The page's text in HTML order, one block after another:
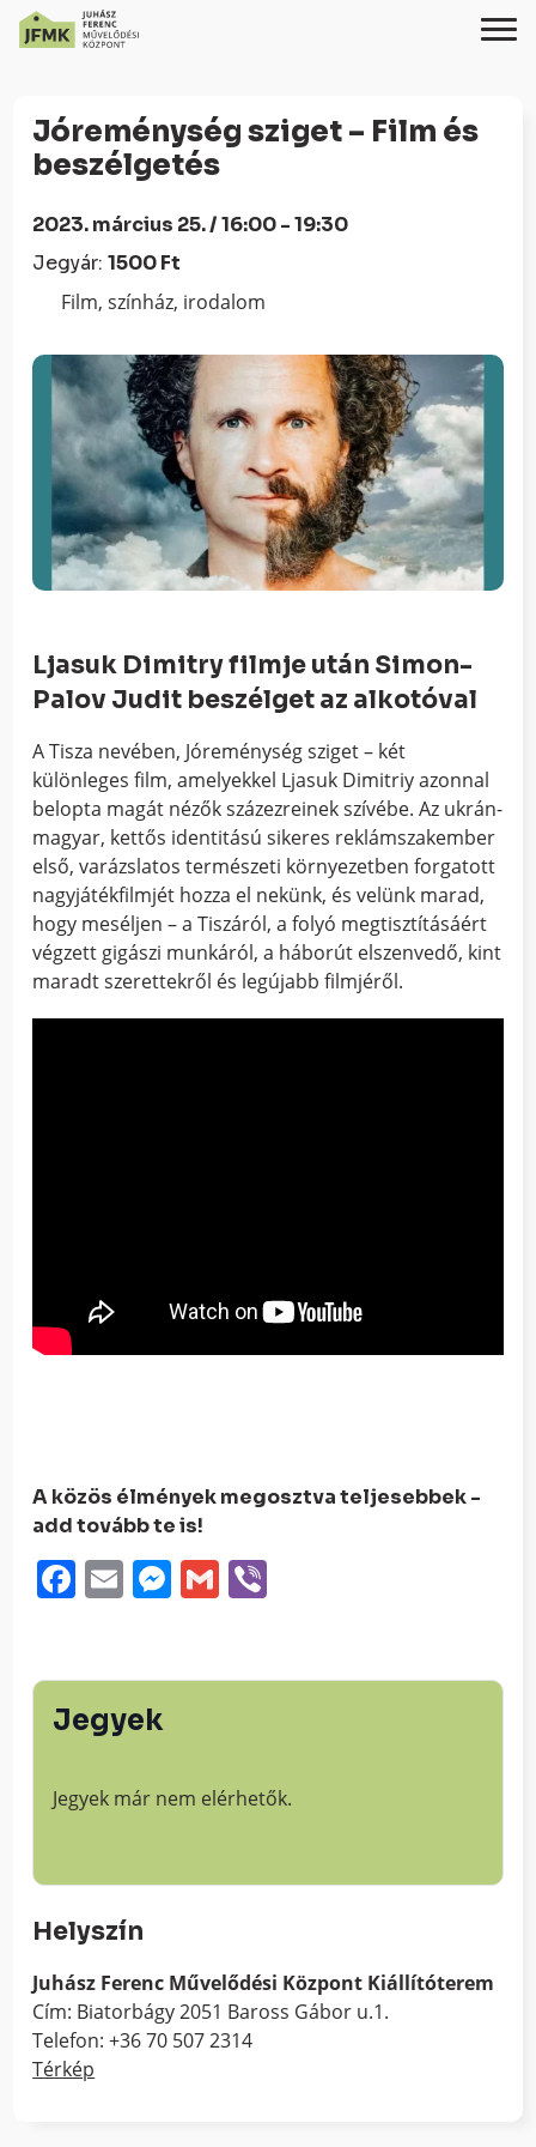
Content
navigációhoz
Jóreménység sziget – Film és
beszélgetés
2023. március 25. / 16:00 - 19:30
Jegyár:1500 Ft
Film, színház, irodalom
Ljasuk Dimitry filmje után Simon-
Palov Judit beszélget az alkotóval
A Tisza nevében, Jóreménység sziget – két
különleges film, amelyekkel Ljasuk Dimitriy azonnal
belopta magát nézők százezreinek szívébe. Az ukrán-
magyar, kettős identitású sikeres reklámszakember
első, varázslatos természeti környezetben forgatott
nagyjátékfilmjét hozza el nekünk, és velünk marad,
hogy meséljen – a Tiszáról, a folyó megtisztításáért
végzett gigászi munkáról, a háborút elszenvedő, kint
maradt szerettekről és legújabb filmjéről.
A közös élmények megosztva teljesebbek -
add tovább te is!
Facebook
EmailMessenger
Gmail
Jegyek
Jegyek már nem elérhetők.
Helyszín
Juhász Ferenc Művelődési Központ Kiállítóterem
Cím: Biatorbágy 2051 Baross Gábor u.1.
Telefon: +36 70 507 2314
Térkép